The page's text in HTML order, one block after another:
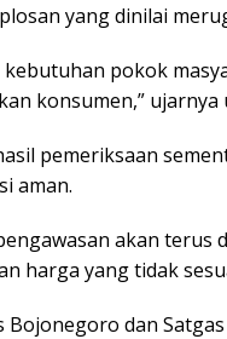
yang dinilai
pokok
konsumen,” ujarnya
pemeriksaan
aman.
akan
harga yang tidak
Bojonegoro dan